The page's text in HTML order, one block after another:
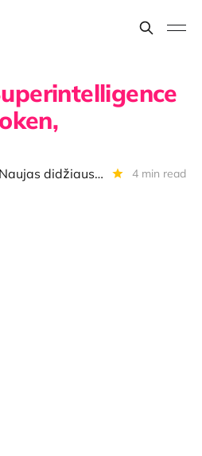
Diena kriptoje: Naujas didžiausias BTC fondas, NYSE planai ir politiniai memkoinai 4 min read